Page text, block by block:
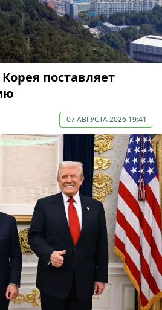
поставляет
07 АВГУСТА 2026 19:41